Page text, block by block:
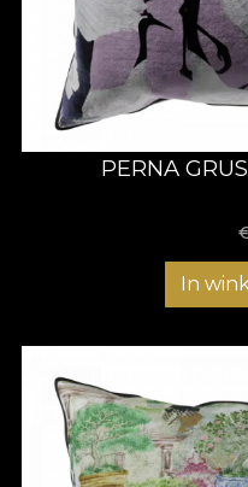
PERNA
In